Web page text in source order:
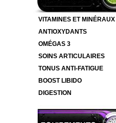
VITAMINES ET MINÉRAUX
ANTIOXYDANTS
OMÉGAS 3
SOINS ARTICULAIRES
TONUS ANTI-FATIGUE
BOOST LIBIDO
DIGESTION